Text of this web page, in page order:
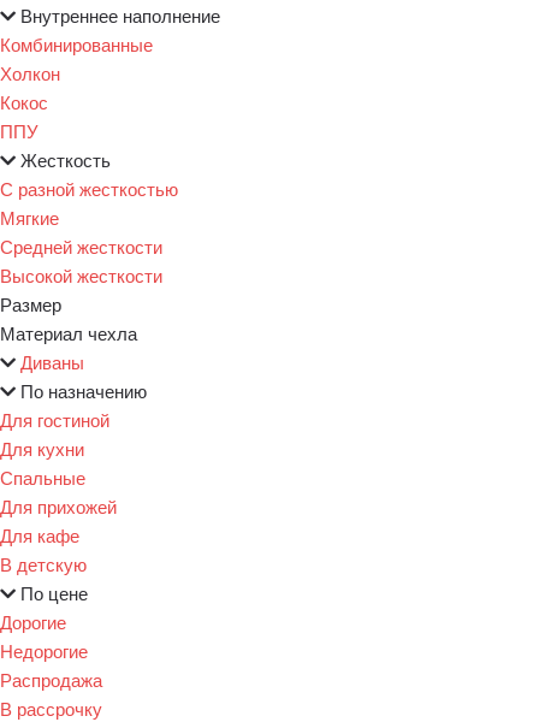
Внутреннее наполнение
Комбинированные
Холкон
Кокос
ППУ
Жесткость
С разной жесткостью
Мягкие
Средней жесткости
Высокой жесткости
Размер
Материал чехла
Диваны
По назначению
Для гостиной
Для кухни
Спальные
Для прихожей
Для кафе
В детскую
По цене
Дорогие
Недорогие
Распродажа
В рассрочку